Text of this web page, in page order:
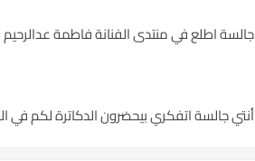
جالسة اطلع في منتدى الفنانة فاطمة عدالرحيم
أنتي جالسة اتفكري بيحضرون الدكاترة لكم في